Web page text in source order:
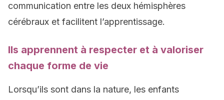
communication entre les deux hémisphères
cérébraux et facilitent l’apprentissage.
Ils apprennent à respecter et à valoriser
chaque forme de vie
Lorsqu’ils sont dans la nature, les enfants